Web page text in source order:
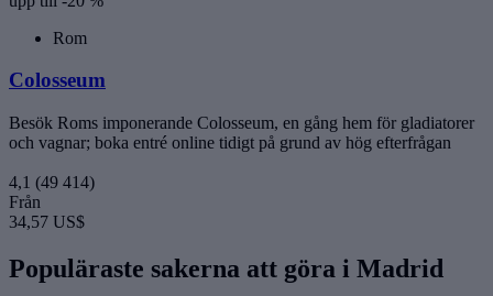
Rom
Colosseum
Besök Roms imponerande Colosseum, en gång hem för gladiatorer
och vagnar; boka entré online tidigt på grund av hög efterfrågan
4,1 (49 414)
Från
34,57 US$
Populäraste sakerna att göra i Madrid